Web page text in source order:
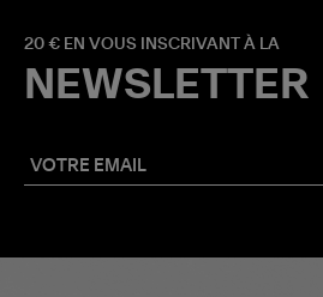
20 € EN VOUS INSCRIVANT À LA
NEWSLETTER